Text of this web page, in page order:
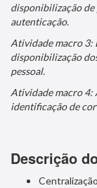
disponibilização de
autenticação.
Atividade macro 3:
disponibilização
pessoal.
Atividade macro 4:
identificação de
Descrição